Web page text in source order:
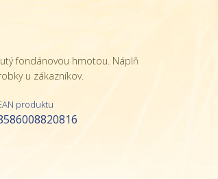
fondánovou hmotou. Náplň
u zákazníkov.
produktu